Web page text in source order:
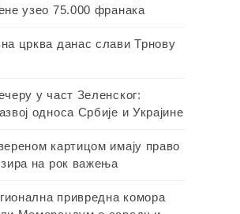
узео 75.000 франака
црква данас слави Трнову
у част Зеленског:
односа Србије и Украјине
картицом имају право
на рок важења
привредна комора